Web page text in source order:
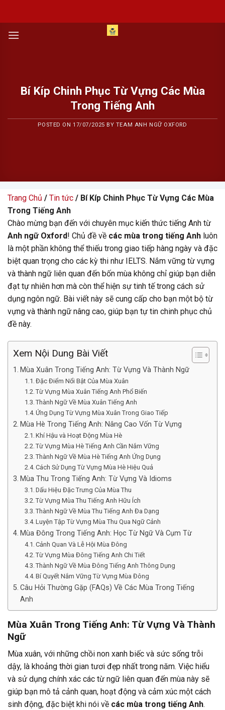
content
Bí Kíp Chinh Phục Từ Vựng Các Mùa
Trong Tiếng Anh
POSTED ON17/07/2025 BY TEAM ANH NGỮ OXFORD
Trang Chủ / Tin tức / Bí Kíp Chinh Phục Từ Vựng Các Mùa
Trong Tiếng Anh
Chào mừng bạn đến với chuyên mục kiến thức tiếng Anh từ
Anh ngữ Oxford! Chủ đề về các mùa trong tiếng Anh luôn
là một phần không thể thiếu trong giao tiếp hàng ngày và đặc
biệt quan trọng cho các kỳ thi như IELTS. Nắm vững từ vựng
và thành ngữ liên quan đến bốn mùa không chỉ giúp bạn diễn
đạt tự nhiên hơn mà còn thể hiện sự tinh tế trong cách sử
dụng ngôn ngữ. Bài viết này sẽ cung cấp cho bạn một bộ từ
vựng và thành ngữ nâng cao, giúp bạn tự tin chinh phục chủ
đề này.
Xem Nội Dung Bài Viết
Mùa Xuân Trong Tiếng Anh: Từ Vựng Và Thành Ngữ
Đặc Điểm Nổi Bật Của Mùa Xuân
Từ Vựng Mùa Xuân Tiếng Anh Phổ Biến
Thành Ngữ Về Mùa Xuân Tiếng Anh
Ứng Dụng Từ Vựng Mùa Xuân Trong Giao Tiếp
Mùa Hè Trong Tiếng Anh: Nâng Cao Vốn Từ Vựng
Khí Hậu và Hoạt Động Mùa Hè
Từ Vựng Mùa Hè Tiếng Anh Cần Nắm Vững
Thành Ngữ Về Mùa Hè Tiếng Anh Ứng Dụng
Cách Sử Dụng Từ Vựng Mùa Hè Hiệu Quả
Mùa Thu Trong Tiếng Anh: Từ Vựng Và Idioms
Dấu Hiệu Đặc Trưng Của Mùa Thu
Từ Vựng Mùa Thu Tiếng Anh Hữu Ích
Thành Ngữ Về Mùa Thu Tiếng Anh Đa Dạng
Luyện Tập Từ Vựng Mùa Thu Qua Ngữ Cảnh
Mùa Đông Trong Tiếng Anh: Học Từ Ngữ Và Cụm Từ
Cảnh Quan Và Lễ Hội Mùa Đông
Từ Vựng Mùa Đông Tiếng Anh Chi Tiết
Thành Ngữ Về Mùa Đông Tiếng Anh Thông Dụng
Bí Quyết Nắm Vững Từ Vựng Mùa Đông
Câu Hỏi Thường Gặp (FAQs) Về Các Mùa Trong Tiếng
Anh
Mùa Xuân Trong Tiếng Anh: Từ Vựng Và Thành
Ngữ
Mùa xuân, với những chồi non xanh biếc và sức sống trỗi
dậy, là khoảng thời gian tươi đẹp nhất trong năm. Việc hiểu
và sử dụng chính xác các từ ngữ liên quan đến mùa này sẽ
giúp bạn mô tả cảnh quan, hoạt động và cảm xúc một cách
sinh động, đặc biệt khi nói về các mùa trong tiếng Anh.